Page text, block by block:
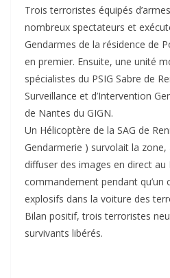
Trois terroristes équipés
nombreux spectateurs et
Gendarmes de la résidence de
en premier. Ensuite, une unité
spécialistes du PSIG Sabre de
Surveillance et d’Intervention
de Nantes du GIGN.
Un Hélicoptère de la SAG de
Gendarmerie ) survolait la zone,
diffuser des images en direct au
commandement pendant qu’un
explosifs dans la voiture des
Bilan positif, trois terroristes
survivants libérés.